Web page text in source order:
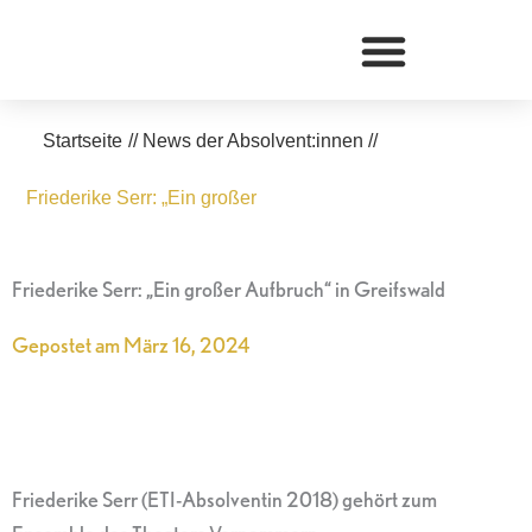
Startseite // News der Absolvent:innen //
Friederike Serr: „Ein großer
Friederike Serr: „Ein großer Aufbruch“ in Greifswald
Gepostet amMärz 16, 2024
Friederike Serr (ETI-Absolventin 2018) gehört zum